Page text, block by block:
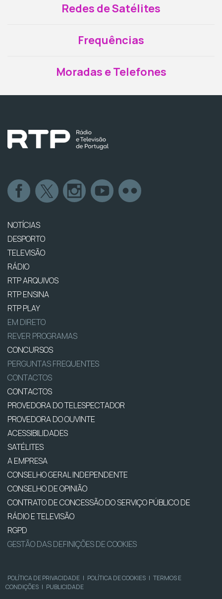
Redes de Satélites
Frequências
Moradas e Telefones
NOTÍCIAS
DESPORTO
TELEVISÃO
RÁDIO
RTP ARQUIVOS
RTP ENSINA
RTP PLAY
EM DIRETO
REVER PROGRAMAS
CONCURSOS
PERGUNTAS FREQUENTES
CONTACTOS
CONTACTOS
PROVEDORA DO TELESPECTADOR
PROVEDORA DO OUVINTE
ACESSIBILIDADES
SATÉLITES
A EMPRESA
CONSELHO GERAL INDEPENDENTE
CONSELHO DE OPINIÃO
CONTRATO DE CONCESSÃO DO SERVIÇO PÚBLICO DE
RÁDIO E TELEVISÃO
RGPD
GESTÃO DAS DEFINIÇÕES DE COOKIES
POLÍTICA DE PRIVACIDADE | POLÍTICA DE COOKIES | TERMOS E
CONDIÇÕES | PUBLICIDADE